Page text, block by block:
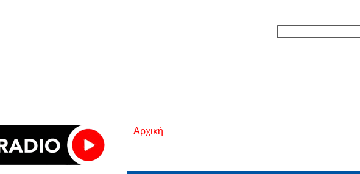
Είστε εδώ
Αρχική